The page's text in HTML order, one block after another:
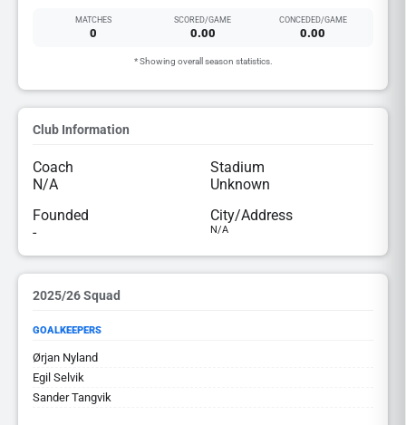
MATCHES
0
SCORED/GAME
0.00
CONCEDED/GAME
0.00
* Showing overall season statistics.
Club Information
Coach
N/A
Stadium
Unknown
Founded
-
City/Address
N/A
2025/26 Squad
GOALKEEPERS
Ørjan Nyland
Egil Selvik
Sander Tangvik